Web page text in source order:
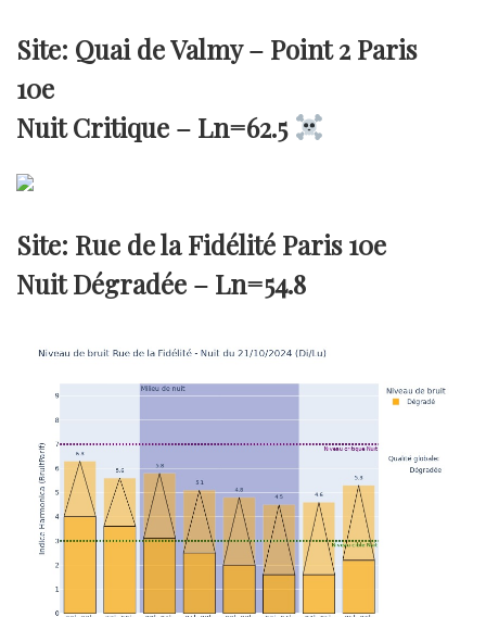
Site: Quai de Valmy – Point 2 Paris
10e
Nuit Critique – Ln=62.5
Site: Rue de la Fidélité Paris 10e
Nuit Dégradée – Ln=54.8